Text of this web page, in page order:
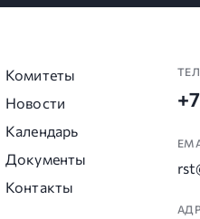
Комитеты
Новости
Календарь
Документы
Контакты